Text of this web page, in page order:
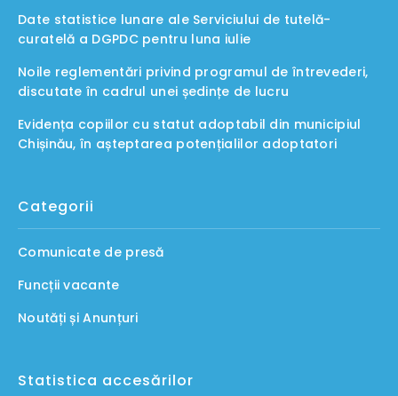
Date statistice lunare ale Serviciului de tutelă-
curatelă a DGPDC pentru luna iulie
Noile reglementări privind programul de întrevederi,
discutate în cadrul unei ședințe de lucru
Evidența copiilor cu statut adoptabil din municipiul
Chișinău, în așteptarea potențialilor adoptatori
Categorii
Comunicate de presă
Funcții vacante
Noutăți și Anunțuri
Statistica accesărilor